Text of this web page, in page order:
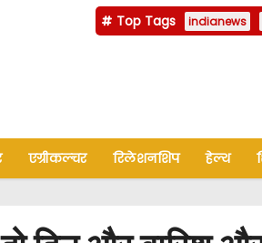
Top Tags indianews
एग्रीकल्चर रिलेशनशिप हेल्थ